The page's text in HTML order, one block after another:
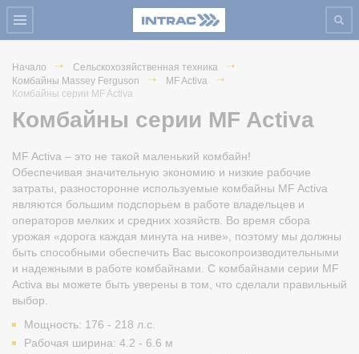
Начало
Сельскохозяйственная техника
Комбайны Massey Ferguson
MF Activa
Комбайны серии MF Activa
Комбайны серии MF Activa
MF Activa – это не такой маленький комбайн!
Обеспечивая значительную экономию и низкие рабочие
затраты, разносторонне используемые комбайны MF Activa
являются большим подспорьем в работе владельцев и
операторов мелких и средних хозяйств. Во время сбора
урожая «дорога каждая минута на ниве», поэтому мы должны
быть способными обеспечить Вас высокопроизводительными
и надежными в работе комбайнами. С комбайнами серии MF
Activa вы можете быть уверены в том, что сделали правильный
выбор.
Мощность: 176 - 218 л.с.
Рабочая ширина: 4.2 - 6.6 м